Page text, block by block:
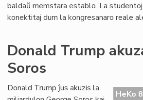
baldaŭ memstara establo. La
konektitaj dum la kongresanaro reale
Donald Trump
Soros
HeKo
Donald Trump ĵus akuzis la